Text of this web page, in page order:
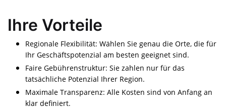
Ihre Vorteile
Regionale Flexibilität: Wählen Sie genau die Orte, die für
Ihr Geschäftspotenzial am besten geeignet sind.
Faire Gebührenstruktur: Sie zahlen nur für das
tatsächliche Potenzial Ihrer Region.
Maximale Transparenz: Alle Kosten sind von Anfang an
klar definiert.